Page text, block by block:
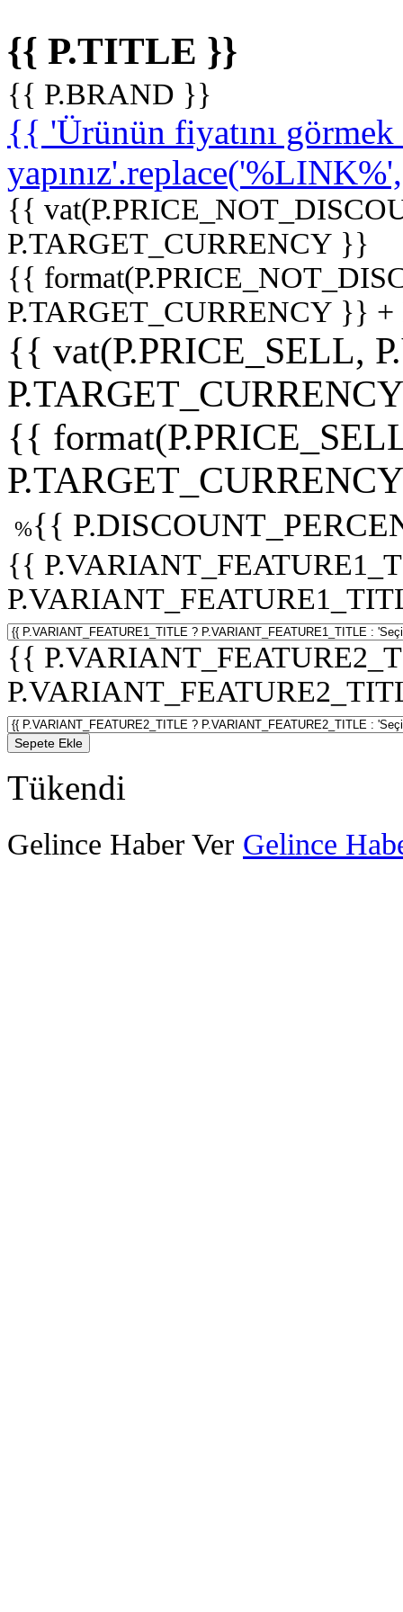
{{ P.TITLE }}
{{ P.BRAND }}
{{ 'Ürünün fiyatını
{{
P.TARGET_CURRENCY }}
{{
P.TARGET_CURRENCY }}
{{ vat(P.PRICE_SELL,
{{
%{{
{{
{{
Sepete Ekle
Tükendi
Gelince Haber Ver Gelince